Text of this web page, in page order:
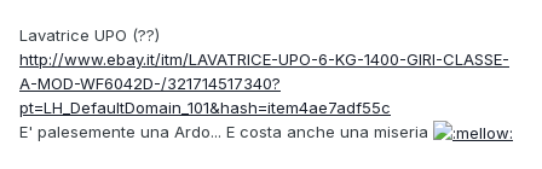
Lavatrice UPO (??)
http://www.ebay.it/itm/LAVATRICE-UPO-6-KG-1400-GIRI-CLASSE-
A-MOD-WF6042D-/321714517340?
pt=LH_DefaultDomain_101&hash=item4ae7adf55c
E' palesemente una Ardo... E costa anche una miseria